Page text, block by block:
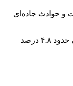
و حوادث جاده‌ای
وی با اشاره به آمار مأموریت‌های اورژانس در نوروز ۱۴۰۳ اظهار داشت: در نوروز ۱۴۰۲ حدود ۵۳ هزار مأموریت داشتیم که این رقم در نوروز ۱۴۰۳ به ۵۰ هزار مورد کاهش یافت. این یعنی حدود ۴.۸ درصد